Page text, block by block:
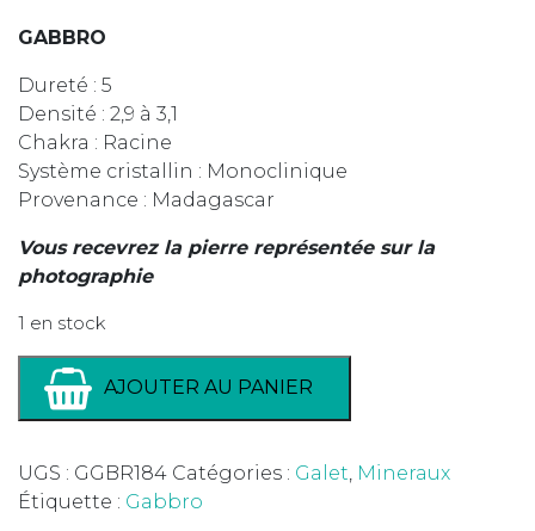
GABBRO
Dureté : 5
Densité : 2,9 à 3,1
Chakra : Racine
Système cristallin : Monoclinique
Provenance : Madagascar
Vous recevrez la pierre représentée sur la
photographie
1 en stock
AJOUTER AU PANIER
UGS : GGBR184 Catégories : Galet, Mineraux
Étiquette : Gabbro